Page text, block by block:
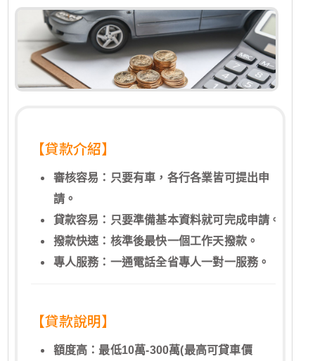
【貸款介紹】
審核容易：只要有車，各行各業皆可提出申
請。
貸款容易：只要準備基本資料就可完成申請。
撥款快速：核準後最快一個工作天撥款。
專人服務：一通電話全省專人一對一服務。
【貸款說明】
額度高：最低10萬-300萬(最高可貸車價